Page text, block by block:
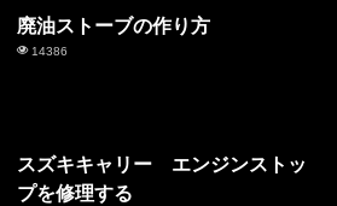
廃油ストーブの作り方
14386
スズキキャリー エンジンストッ
プを修理する